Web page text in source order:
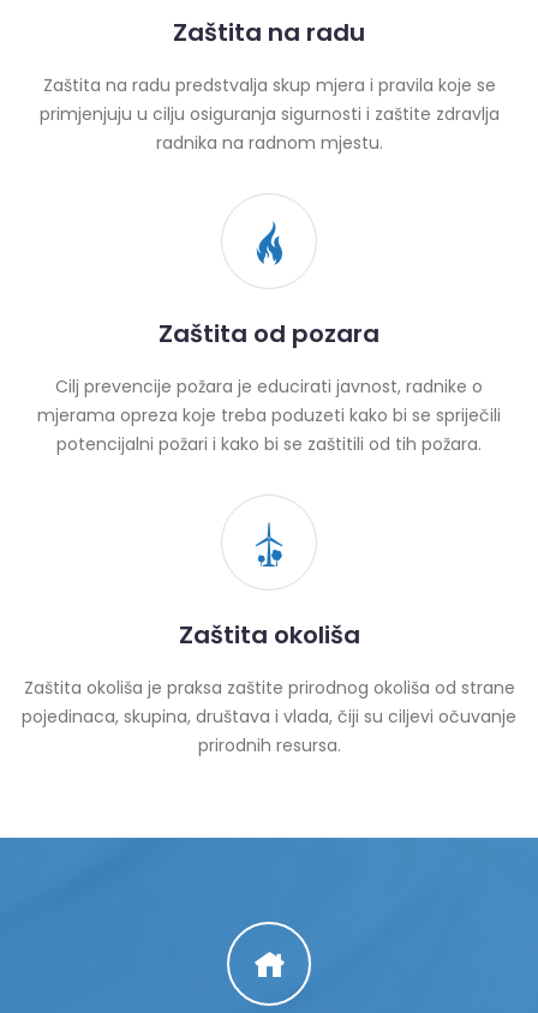
Zaštita na radu
Zaštita na radu predstvalja skup mjera i pravila koje se
primjenjuju u cilju osiguranja sigurnosti i zaštite zdravlja
radnika na radnom mjestu.
Zaštita od pozara
Cilj prevencije požara je educirati javnost, radnike o
mjerama opreza koje treba poduzeti kako bi se spriječili
potencijalni požari i kako bi se zaštitili od tih požara.
Zaštita okoliša
Zaštita okoliša je praksa zaštite prirodnog okoliša od strane
pojedinaca, skupina, društava i vlada, čiji su ciljevi očuvanje
prirodnih resursa.